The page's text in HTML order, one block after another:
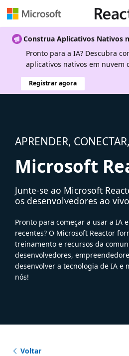
Construa Aplicativos Nativos
Pronto para a IA? Descubra
aplicativos nativos em nuvem
Registrar agora
APRENDER,
Microsoft
Junte-se ao Microsoft
os desenvolvedores ao vivo
Pronto para começar a usar a IA
recentes? O Microsoft Reactor
treinamento e recursos da
desenvolvedores,
desenvolver a tecnologia de IA e
nós!
Voltar